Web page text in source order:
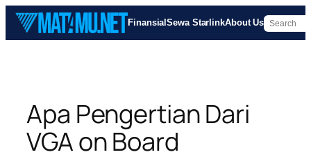
Skip
content
FinansialSewa StarlinkAbout Us
Apa Pengertian Dari
VGA on Board